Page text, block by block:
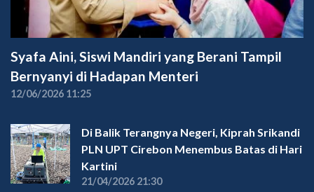
Syafa Aini, Siswi Mandiri yang Berani Tampil
Bernyanyi di Hadapan Menteri
12/06/2026 11:25
Di Balik Terangnya Negeri, Kiprah Srikandi
PLN UPT Cirebon Menembus Batas di Hari
Kartini
21/04/2026 21:30